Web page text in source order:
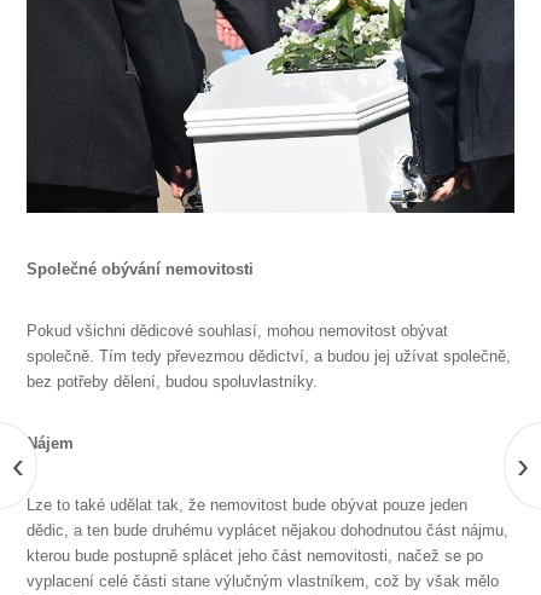
Společné obývání nemovitosti
Pokud všichni dědicové souhlasí, mohou nemovitost obývat
společně. Tím tedy převezmou dědictví, a budou jej užívat společně,
bez potřeby dělení, budou spoluvlastníky.
Nájem
Lze to také udělat tak, že nemovitost bude obývat pouze jeden
dědic, a ten bude druhému vyplácet nějakou dohodnutou část nájmu,
kterou bude postupně splácet jeho část nemovitosti, načež se po
vyplacení celé části stane výlučným vlastníkem, což by však mělo
‹ ›